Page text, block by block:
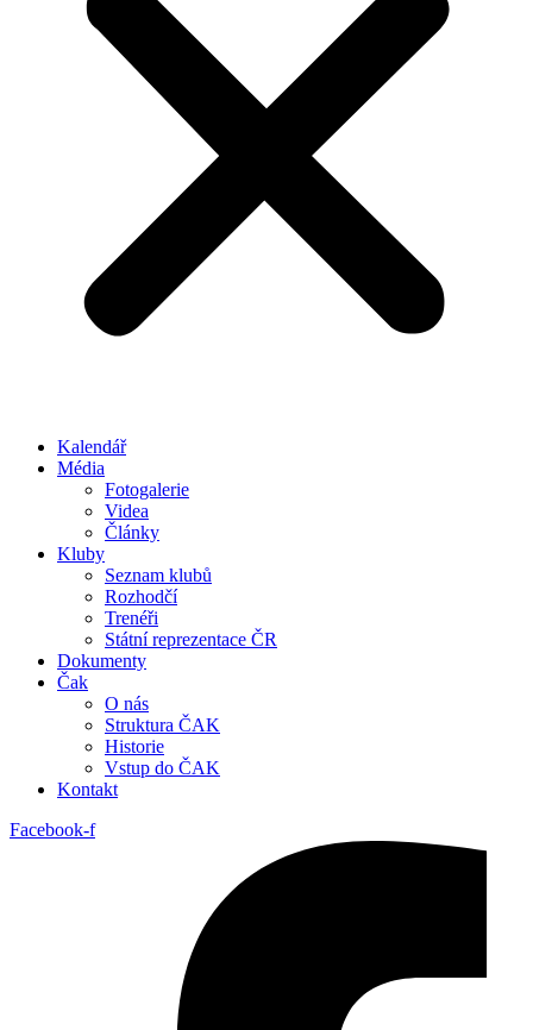
Kalendář
Média
Fotogalerie
Videa
Články
Kluby
Seznam klubů
Rozhodčí
Trenéři
Státní reprezentace ČR
Dokumenty
Čak
O nás
Struktura ČAK
Historie
Vstup do ČAK
Kontakt
Facebook-f